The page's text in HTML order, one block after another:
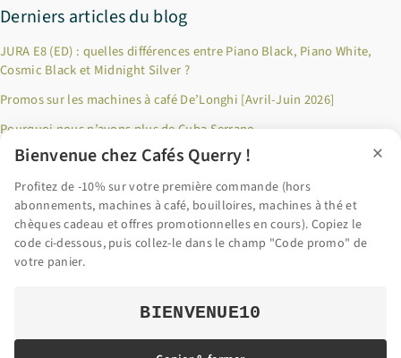
Derniers articles du blog
JURA E8 (ED) : quelles différences entre Piano Black, Piano White,
Cosmic Black et Midnight Silver ?
Promos sur les machines à café De’Longhi [Avril-Juin 2026]
Pourquoi nous n’avons plus de Cuba Serrano
Jusqu’à 100€ remboursés sur les produits Riviera & Bar ! [Décembre
2024]
Pourquoi privilégier le café en grains fraîchement torréfié ?
Accéder au blog
© 2026 Cafés Querry | Tous droits réservés |
×
Bienvenue chez Cafés Querry !
Profitez de -10% sur votre première commande (hors
abonnements, machines à café, bouilloires, machines à thé et
chèques cadeau et offres promotionnelles en cours). Copiez le
code ci-dessous, puis collez-le dans le champ "Code promo" de
votre panier.
BIENVENUE10